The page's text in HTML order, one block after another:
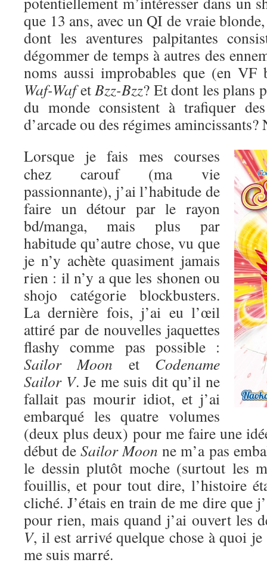
que 13 ans, avec un QI de vraie
dont les aventures palpitantes
dégommer de temps à autres des
noms aussi improbables que (en
Waf-WafetBzz-Bzz? Et dont les plans
du monde consistent à trafiquer
d’arcade ou des régimes
Lorsque je fais mes courses
chez carouf (ma vie
passionnante), j’ai l’habitude de
faire un détour par le rayon
bd/manga, mais plus par
habitude qu’autre chose, vu que
je n’y achète quasiment jamais
rien : il n’y a que les shonen ou
shojo catégorie blockbusters.
La dernière fois, j’ai eu l’œil
attiré par de nouvelles jaquettes
flashy comme pas possible :
Sailor Moon et Codename
Sailor V. Je me suis dit qu’il ne
fallait pas mourir idiot, et j’ai
embarqué les quatre volumes
(deux plus deux) pour me faire une
début deSailor Moon ne m’a pas
le dessin plutôt moche (surtout les
fouillis, et pour tout dire, l’histoire
cliché. J’étais en train de me dire que
pour rien, mais quand j’ai ouvert les
V, il est arrivé quelque chose à quoi je
me suis marré.